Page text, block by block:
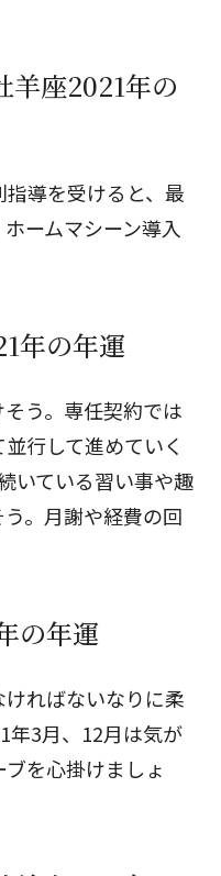
羊座2021年の
導を受けると、最
ームマシーン導入
年の年運
う。専任契約では
行して進めていく
いている習い事や趣
。月謝や経費の回
の年運
ればないなりに柔
年3月、12月は気が
を心掛けましょ